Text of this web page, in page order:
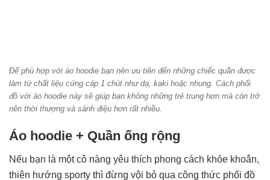
Để phù hợp với áo hoodie bạn nên ưu tiên đến những chiếc quần được
làm từ chất liệu cứng cáp 1 chút như dạ, kaki hoặc nhung. Cách phối
đồ với áo hoodie này sẽ giúp bạn không những trẻ trung hơn mà còn trở
nên thời thượng và sành điệu hơn rất nhiều.
Áo hoodie + Quần ống rộng
Nếu bạn là một cô nàng yêu thích phong cách khỏe khoắn,
thiên hướng sporty thì đừng vội bỏ qua công thức phối đồ